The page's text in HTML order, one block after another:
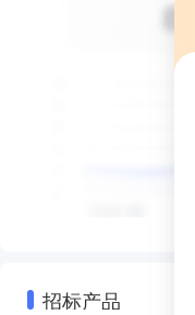
招标产品